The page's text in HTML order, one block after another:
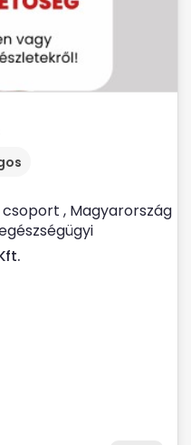
csoport , Magyarország